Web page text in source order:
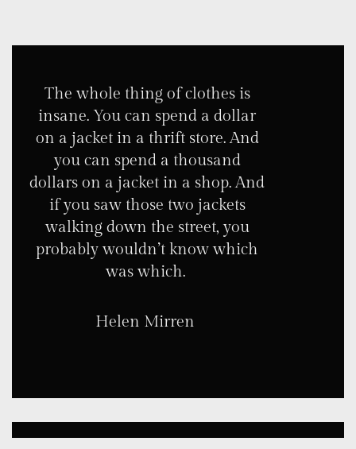
The whole thing of clothes is
insane. You can spend a dollar
on a jacket in a thrift store. And
you can spend a thousand
dollars on a jacket in a shop. And
if you saw those two jackets
walking down the street, you
probably wouldn’t know which
was which.
Helen Mirren